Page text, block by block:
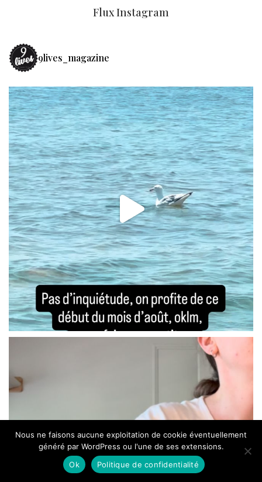
Flux Instagram
9lives_magazine
Nous ne faisons aucune exploitation de cookie éventuellement
généré par WordPress ou l'une de ses extensions.
Ok
Politique de confidentialité